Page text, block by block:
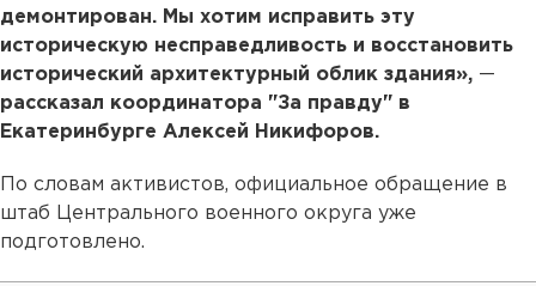
демонтирован. Мы хотим исправить эту
историческую несправедливость и восстановить
исторический архитектурный облик здания», —
рассказал координатора "За правду" в
Екатеринбурге Алексей Никифоров.
По словам активистов, официальное обращение в
штаб Центрального военного округа уже
подготовлено.